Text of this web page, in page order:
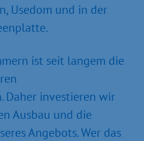
Usedom und in der
ist seit langem die
Daher investieren wir
Ausbau und die
Angebots. Wer das